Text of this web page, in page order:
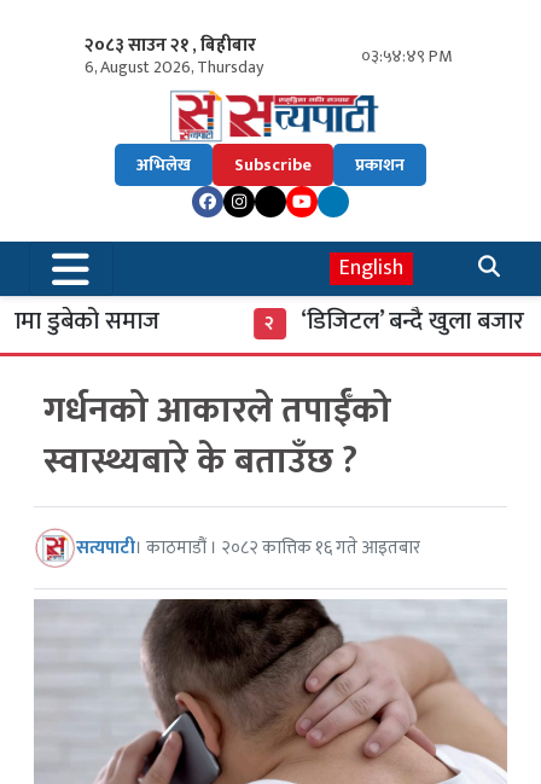
२०८३ साउन २१ , बिहीबार
6, August 2026, Thursday ०३:५४:५० PM
अभिलेख Subscribe प्रकाशन
English
डुबेको समाज ‘डिजिटल’ बन्दै खुला बजार
गर्धनको आकारले तपाईँको
स्वास्थ्यबारे के बताउँछ ?
सत्यपाटी। काठमाडौं । २०८२ कात्तिक १६ गते आइतबार